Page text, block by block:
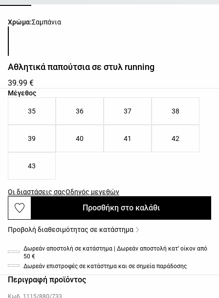
Χρώμα:Σαμπάνια
Λίστα χρωμάτων προϊόντος
Αθλητικά παπούτσια σε στυλ running
39.99 €
Μέγεθος
Λίστα μεγεθών προϊόντος
35 36 37 38
39 40 41 42
43
Οι διαστάσεις σαςΟδηγός μεγεθών
Προσθήκη στο καλάθι
Προβολή διαθεσιμότητας σε κατάστημα
Δωρεάν αποστολή σε κατάστημα | Δωρεάν αποστολή κατ’ οίκον από
50 €
Δωρεάν επιστροφές σε κατάστημα και σε σημεία παράδοσης
Περιγραφή προϊόντος
Κωδ. 1115/880/733